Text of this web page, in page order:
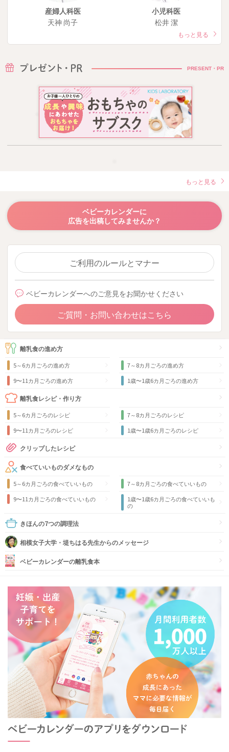
産婦人科医
天神 尚子
小児科医
松井 潔
もっと見る
PRESENT・PR
もっと見る
ベビーカレンダーに
広告を出稿してみませんか？
ご利用のルールとマナー
ベビーカレンダーへのご意見をお聞かせください
ご質問・お問い合わせはこちら
離乳食の進め方
5～6カ月ごろの進め方
7～8カ月ごろの進め方
9〜11カ月ごろの進め方
1歳〜1歳6カ月ごろの進め方
離乳食レシピ・作り方
5～6カ月ごろのレシピ
7～8カ月ごろのレシピ
9〜11カ月ごろのレシピ
1歳〜1歳6カ月ごろのレシピ
クリップしたレシピ
食べていいものダメなもの
5～6カ月ごろの食べていいもの
7～8カ月ごろの食べていいもの
9〜11カ月ごろの食べていいもの
1歳〜1歳6カ月ごろの食べていいも
の
きほんの7つの調理法
相模女子大学・堤ちはる先生からのメッセージ
ベビーカレンダーの離乳食本